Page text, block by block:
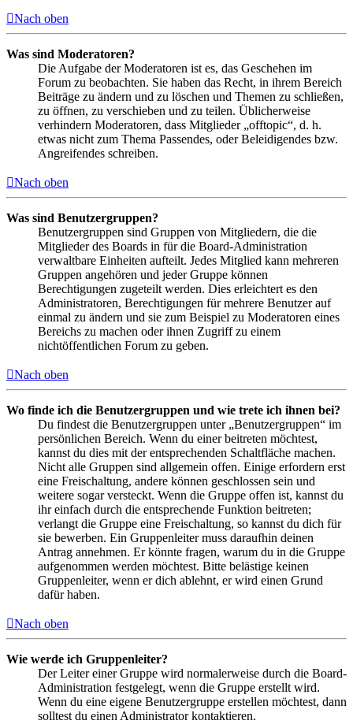
Nach oben
Was sind Moderatoren?
Die Aufgabe der Moderatoren ist es, das Geschehen im
Forum zu beobachten. Sie haben das Recht, in ihrem Bereich
Beiträge zu ändern und zu löschen und Themen zu schließen,
zu öffnen, zu verschieben und zu teilen. Üblicherweise
verhindern Moderatoren, dass Mitglieder „offtopic“, d. h.
etwas nicht zum Thema Passendes, oder Beleidigendes bzw.
Angreifendes schreiben.
Nach oben
Was sind Benutzergruppen?
Benutzergruppen sind Gruppen von Mitgliedern, die die
Mitglieder des Boards in für die Board-Administration
verwaltbare Einheiten aufteilt. Jedes Mitglied kann mehreren
Gruppen angehören und jeder Gruppe können
Berechtigungen zugeteilt werden. Dies erleichtert es den
Administratoren, Berechtigungen für mehrere Benutzer auf
einmal zu ändern und sie zum Beispiel zu Moderatoren eines
Bereichs zu machen oder ihnen Zugriff zu einem
nichtöffentlichen Forum zu geben.
Nach oben
Wo finde ich die Benutzergruppen und wie trete ich ihnen bei?
Du findest die Benutzergruppen unter „Benutzergruppen“ im
persönlichen Bereich. Wenn du einer beitreten möchtest,
kannst du dies mit der entsprechenden Schaltfläche machen.
Nicht alle Gruppen sind allgemein offen. Einige erfordern erst
eine Freischaltung, andere können geschlossen sein und
weitere sogar versteckt. Wenn die Gruppe offen ist, kannst du
ihr einfach durch die entsprechende Funktion beitreten;
verlangt die Gruppe eine Freischaltung, so kannst du dich für
sie bewerben. Ein Gruppenleiter muss daraufhin deinen
Antrag annehmen. Er könnte fragen, warum du in die Gruppe
aufgenommen werden möchtest. Bitte belästige keinen
Gruppenleiter, wenn er dich ablehnt, er wird einen Grund
dafür haben.
Nach oben
Wie werde ich Gruppenleiter?
Der Leiter einer Gruppe wird normalerweise durch die Board-
Administration festgelegt, wenn die Gruppe erstellt wird.
Wenn du eine eigene Benutzergruppe erstellen möchtest, dann
solltest du einen Administrator kontaktieren.